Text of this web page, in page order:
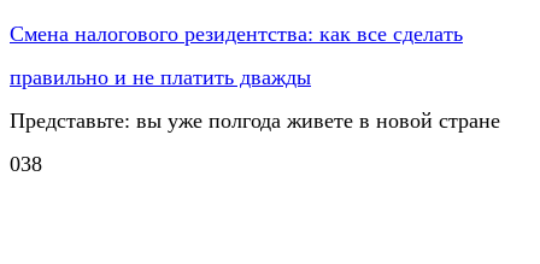
Смена налогового резидентства: как все сделать
правильно и не платить дважды
Представьте: вы уже полгода живете в новой стране
038